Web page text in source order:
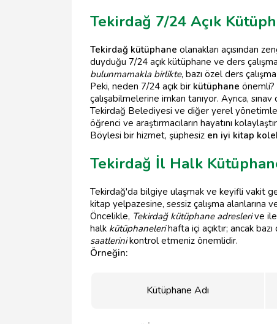
Tekirdağ 7/24 Açık
Tekirdağ kütüphane olanakları açısından
duyduğu 7/24 açık kütüphane ve ders
bulunmamakla birlikte, bazı özel ders
Peki, neden 7/24 açık bir kütüphane önemli?
çalışabilmelerine imkan tanıyor. Ayrıca,
Tekirdağ Belediyesi ve diğer yerel
öğrenci ve araştırmacıların hayatını
Böylesi bir hizmet, şüphesiz en iyi kitap
Tekirdağ İl Halk
Tekirdağ'da bilgiye ulaşmak ve keyifli vakit
kitap yelpazesine, sessiz çalışma
Öncelikle, Tekirdağ kütüphane adreslerive
halk kütüphanelerihafta içi açıktır; ancak
saatlerinikontrol etmeniz önemlidir.
Örneğin:
Kütüphane Adı